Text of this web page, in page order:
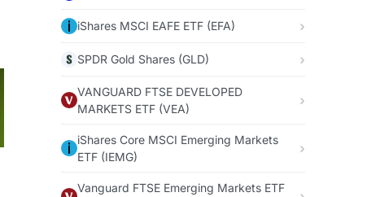
iShares MSCI EAFE ETF (EFA)
SPDR Gold Shares (GLD)
VANGUARD FTSE DEVELOPED
MARKETS ETF (VEA)
iShares Core MSCI Emerging Markets
ETF (IEMG)
Vanguard FTSE Emerging Markets ETF